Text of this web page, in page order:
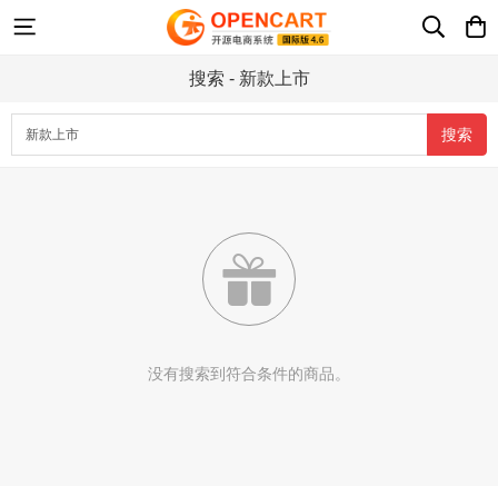
搜索 - 新款上市

没有搜索到符合条件的商品。